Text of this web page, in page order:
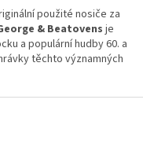
použité nosiče za
& Beatovens je
a populární hudby 60. a
těchto významných